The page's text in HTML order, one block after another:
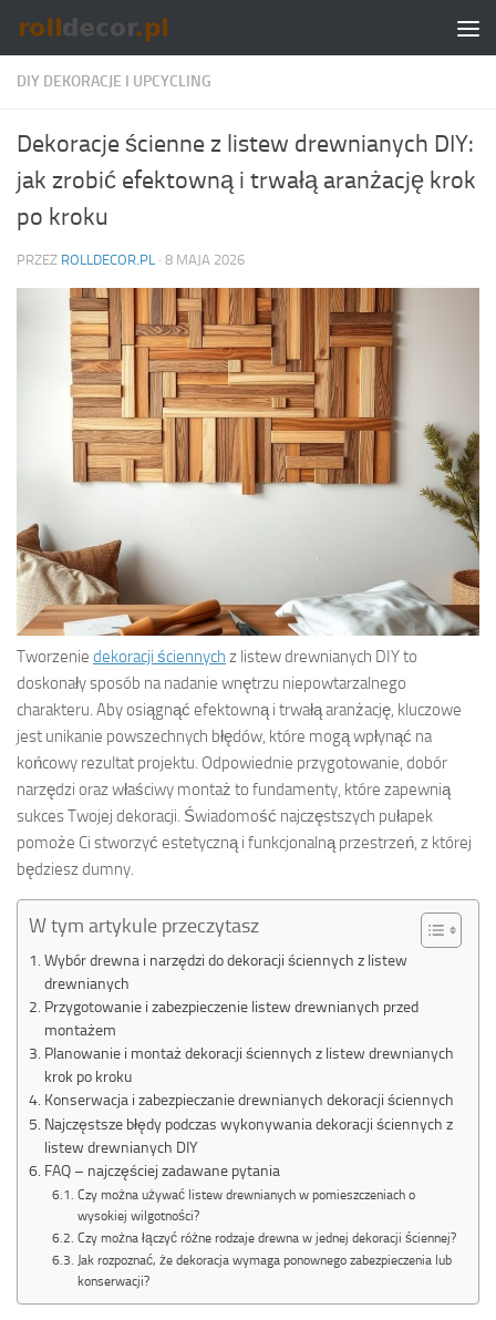
Skip to content
DIY DEKORACJE I UPCYCLING
Dekoracje ścienne z listew drewnianych DIY:
jak zrobić efektowną i trwałą aranżację krok
po kroku
PRZEZ ROLLDECOR.PL · 8 MAJA 2026
Tworzenie dekoracji ściennych z listew drewnianych DIY to
doskonały sposób na nadanie wnętrzu niepowtarzalnego
charakteru. Aby osiągnąć efektowną i trwałą aranżację, kluczowe
jest unikanie powszechnych błędów, które mogą wpłynąć na
końcowy rezultat projektu. Odpowiednie przygotowanie, dobór
narzędzi oraz właściwy montaż to fundamenty, które zapewnią
sukces Twojej dekoracji. Świadomość najczęstszych pułapek
pomoże Ci stworzyć estetyczną i funkcjonalną przestrzeń, z której
będziesz dumny.
W tym artykule przeczytasz
Wybór drewna i narzędzi do dekoracji ściennych z listew
drewnianych
Przygotowanie i zabezpieczenie listew drewnianych przed
montażem
Planowanie i montaż dekoracji ściennych z listew drewnianych
krok po kroku
Konserwacja i zabezpieczanie drewnianych dekoracji ściennych
Najczęstsze błędy podczas wykonywania dekoracji ściennych z
listew drewnianych DIY
FAQ – najczęściej zadawane pytania
Czy można używać listew drewnianych w pomieszczeniach o
wysokiej wilgotności?
Czy można łączyć różne rodzaje drewna w jednej dekoracji ściennej?
Jak rozpoznać, że dekoracja wymaga ponownego zabezpieczenia lub
konserwacji?